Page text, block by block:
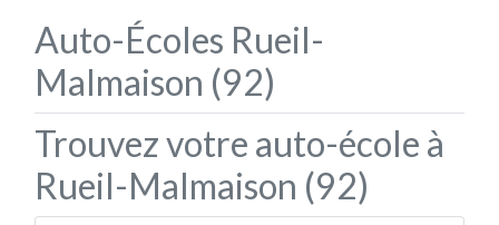
Auto-Écoles Rueil-
Malmaison (92)
Trouvez votre auto-école à
Rueil-Malmaison (92)